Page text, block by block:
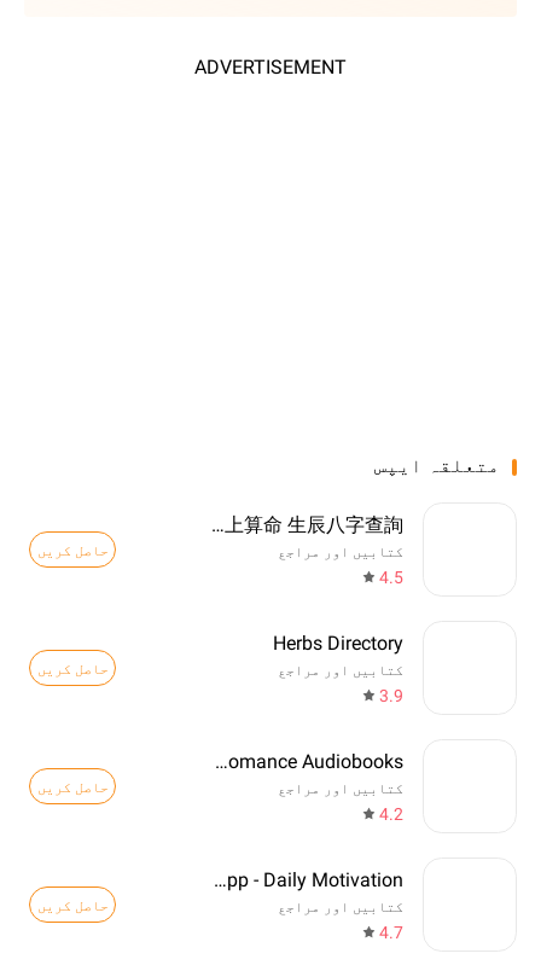
ADVERTISEMENT
متعلقہ ایپس
八字排盤-八字算命 八字配對 線上算命 生辰八字查詢
کتابیں اور مراجع
4.5
حاصل کریں
Herbs Directory
کتابیں اور مراجع
3.9
حاصل کریں
Freewave: Romance Audiobooks
کتابیں اور مراجع
4.2
حاصل کریں
Quotes App - Daily Motivation
کتابیں اور مراجع
4.7
حاصل کریں